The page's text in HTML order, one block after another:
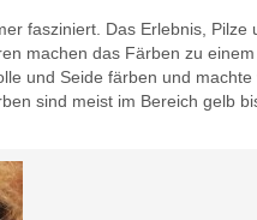
fasziniert. Das Erlebnis,
machen das Färben zu
und Seide färben und
sind meist im Bereich gelb